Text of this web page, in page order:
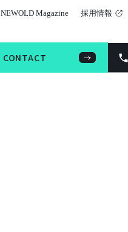
NEWOLD Magazine 採用情報
CONTACT
CONTACT